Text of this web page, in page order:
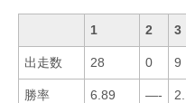
1 2 3
出走数 28 0 9
勝率 6.89 —-